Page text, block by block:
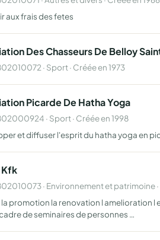
aux frais des fetes
Des Chasseurs De Belloy
· Sport · Créée en 1973
Picarde De Hatha Yoga
· Sport · Créée en 1998
et diffuser l'esprit du hatha yoga en
Kfk
· Environnement et patrimoine ·
promotion la renovation l amelioration
de seminaires de personnes …